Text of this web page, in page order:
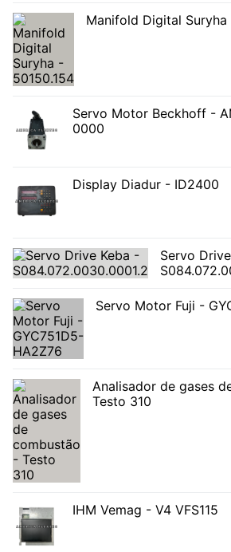
Manifold Digital Suryha
Servo Motor Beckhoff -
0000
Display Diadur - ID2400
Servo
Servo Motor Fuji -
Analisador de gases
Testo 310
IHM Vemag - V4 VFS115